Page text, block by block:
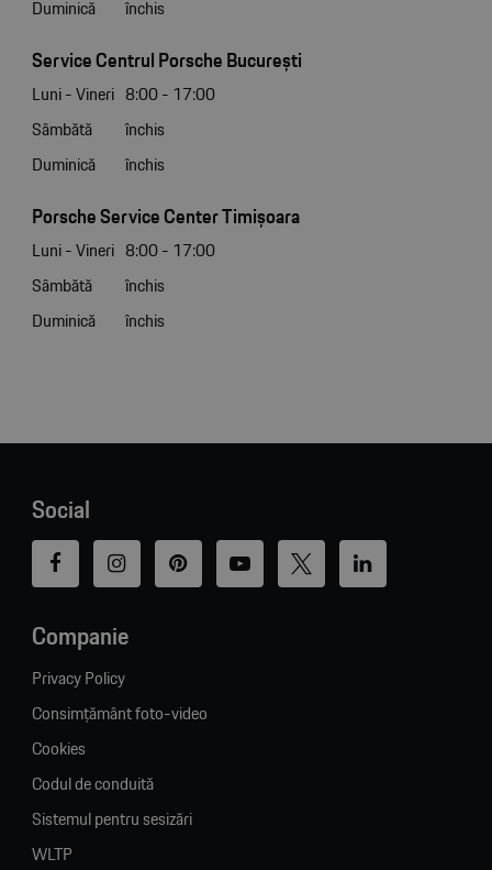
Duminică
închis
Service Centrul Porsche București
Luni - Vineri 8:00 - 17:00
Sâmbătă
închis
Duminică
închis
Porsche Service Center Timișoara
Luni - Vineri 8:00 - 17:00
Sâmbătă
închis
Duminică
închis
Social
Companie
Privacy Policy
Consimțământ foto-video
Cookies
Codul de conduită
Sistemul pentru sesizări
WLTP